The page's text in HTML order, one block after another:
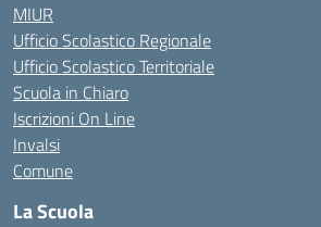
MIUR
Ufficio Scolastico Regionale
Ufficio Scolastico Territoriale
Scuola in Chiaro
Iscrizioni On Line
Invalsi
Comune
La Scuola